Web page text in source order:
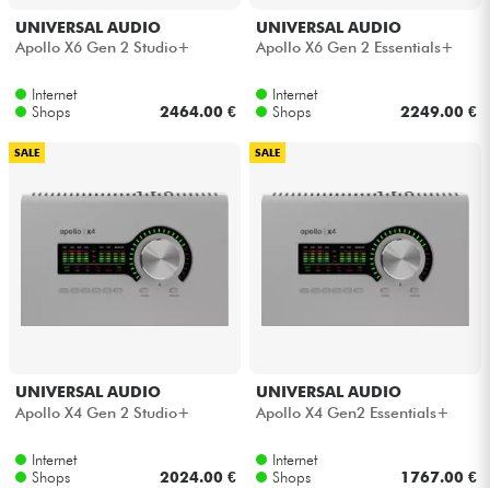
UNIVERSAL AUDIO
Apollo X6 Gen 2 Studio+
Internet
Shops
2464.00 €
UNIVERSAL AUDIO
Apollo X6 Gen 2 Essentials+
Internet
Shops
2249.00 €
SALE
UNIVERSAL AUDIO
Apollo X4 Gen 2 Studio+
Internet
Shops
2024.00 €
SALE
UNIVERSAL AUDIO
Apollo X4 Gen2 Essentials+
Internet
Shops
1767.00 €